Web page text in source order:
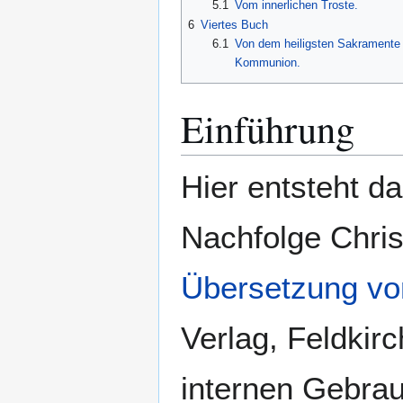
5.1
Vom innerlichen Troste.
6 Viertes Buch
6.1 Von dem heiligsten
Kommunion.
Einführung
Hier entsteht
Nachfolge
Übersetzung
Verlag,
internen